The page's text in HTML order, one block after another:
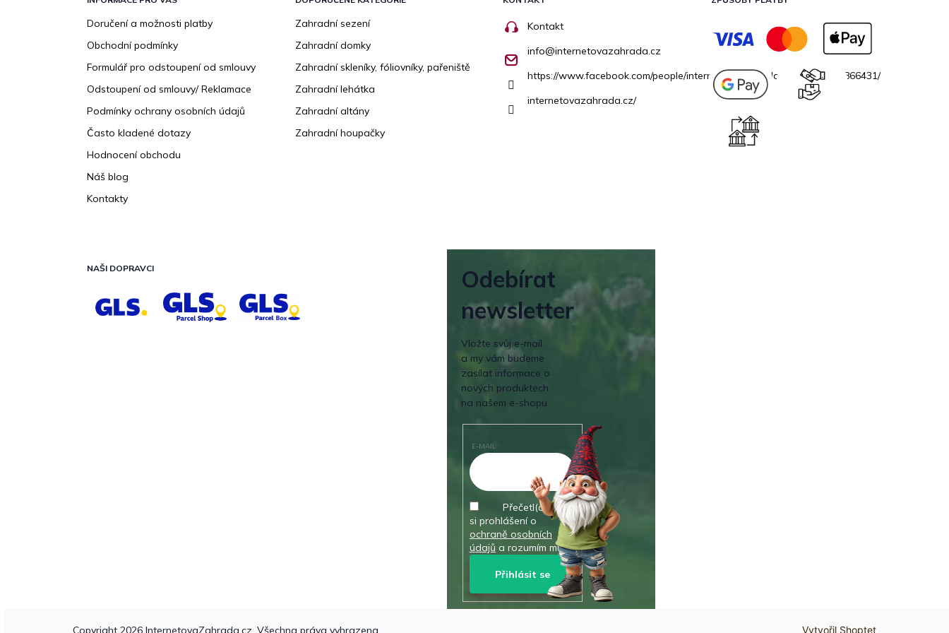
Doručení a možnosti platby
Obchodní podmínky
Formulář pro odstoupení od smlouvy
Odstoupení od smlouvy/ Reklamace
Podmínky ochrany osobních údajů
Často kladené dotazy
Hodnocení obchodu
Náš blog
Kontakty
Zahradní sezení
Zahradní domky
Zahradní skleníky, fóliovníky, pařeniště
Zahradní lehátka
Zahradní altány
Zahradní houpačky
Kontakt
info@internetovazahrada.cz
https://www.facebook.com/people/internetovazahradacz/100069706866431/
internetovazahrada.cz/
NAŠI DOPRAVCI
Odebírat
newsletter
Vložte svůj e-mail
a my vám budeme
zasílat informace o
nových produktech
na našem e-shopu.
E-MAIL
Přečetl(a) jsem
si prohlášení o
ochraně osobních
údajů a rozumím mu.
Přihlásit se
Vytvořil Shoptet
Copyright 2026 InternetovaZahrada.cz . Všechna práva vyhrazena.